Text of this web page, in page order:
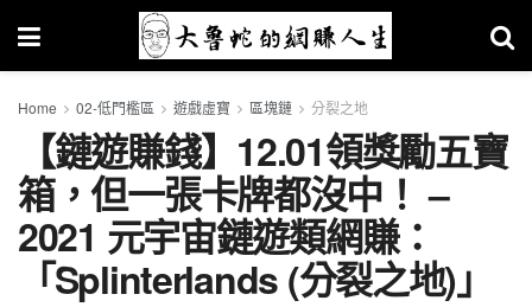
Home 02-低門檻區 遊戲虛寶 區塊鏈 分裂之地
【鏈遊賺錢】12.01領獎勵五寶
箱，但一張卡牌都沒中！ –
2021 元宇宙鏈遊類網賺：
「Splinterlands (分裂之地)」